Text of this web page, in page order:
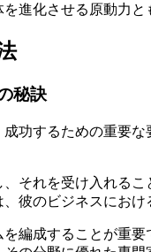
進化させる原動力と
秘訣
功するための重要
それを受け入れる
彼のビジネスにおけ
編成することが重